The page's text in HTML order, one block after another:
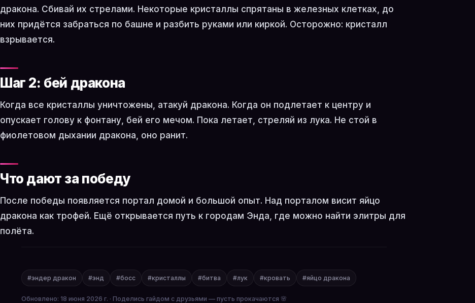
дракона. Сбивай их стрелами. Некоторые кристаллы спрятаны в железных клетках, до
них придётся забраться по башне и разбить руками или киркой. Осторожно: кристалл
взрывается.
Шаг 2: бей дракона
Когда все кристаллы уничтожены, атакуй дракона. Когда он подлетает к центру и
опускает голову к фонтану, бей его мечом. Пока летает, стреляй из лука. Не стой в
фиолетовом дыхании дракона, оно ранит.
Что дают за победу
После победы появляется портал домой и большой опыт. Над порталом висит яйцо
дракона как трофей. Ещё открывается путь к городам Энда, где можно найти элитры для
полёта.
#эндер дракон #энд #босс #кристаллы #битва #лук #кровать #яйцо дракона
Обновлено: 18 июня 2026 г. · Поделись гайдом с друзьями — пусть прокачаются 🌸